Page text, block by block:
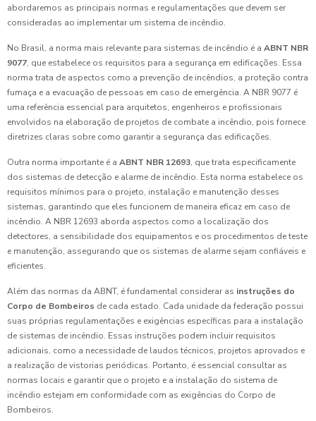
abordaremos as principais normas e regulamentações que devem ser
consideradas ao implementar um sistema de incêndio.
No Brasil, a norma mais relevante para sistemas de incêndio é a ABNT NBR
9077, que estabelece os requisitos para a segurança em edificações. Essa
norma trata de aspectos como a prevenção de incêndios, a proteção contra
fumaça e a evacuação de pessoas em caso de emergência. A NBR 9077 é
uma referência essencial para arquitetos, engenheiros e profissionais
envolvidos na elaboração de projetos de combate a incêndio, pois fornece
diretrizes claras sobre como garantir a segurança das edificações.
Outra norma importante é a ABNT NBR 12693, que trata especificamente
dos sistemas de detecção e alarme de incêndio. Esta norma estabelece os
requisitos mínimos para o projeto, instalação e manutenção desses
sistemas, garantindo que eles funcionem de maneira eficaz em caso de
incêndio. A NBR 12693 aborda aspectos como a localização dos
detectores, a sensibilidade dos equipamentos e os procedimentos de teste
e manutenção, assegurando que os sistemas de alarme sejam confiáveis e
eficientes.
Além das normas da ABNT, é fundamental considerar as instruções do
Corpo de Bombeiros de cada estado. Cada unidade da federação possui
suas próprias regulamentações e exigências específicas para a instalação
de sistemas de incêndio. Essas instruções podem incluir requisitos
adicionais, como a necessidade de laudos técnicos, projetos aprovados e
a realização de vistorias periódicas. Portanto, é essencial consultar as
normas locais e garantir que o projeto e a instalação do sistema de
incêndio estejam em conformidade com as exigências do Corpo de
Bombeiros.